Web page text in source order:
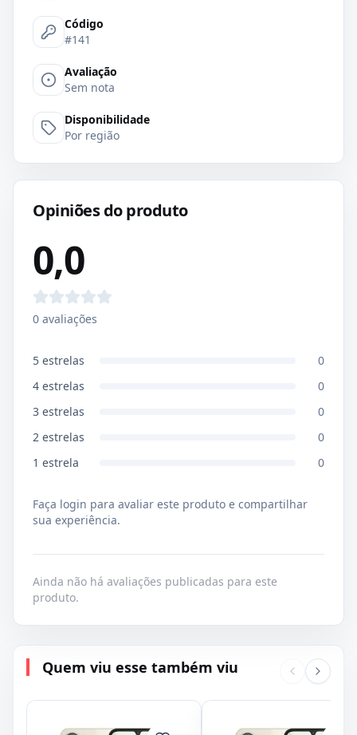
Código
#141
Avaliação
Sem nota
Disponibilidade
Por região
Opiniões do produto
0,0
0 avaliações
5 estrelas
0
4 estrelas
0
3 estrelas
0
2 estrelas
0
1 estrela 0
Faça login para avaliar este produto e compartilhar
sua experiência.
Ainda não há avaliações publicadas para este
produto.
Quem viu esse também viu